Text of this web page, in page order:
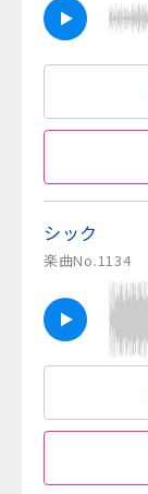
シック
楽曲No.1134